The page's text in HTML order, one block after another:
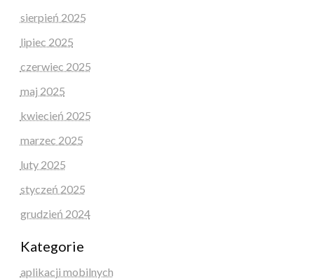
sierpień 2025
lipiec 2025
czerwiec 2025
maj 2025
kwiecień 2025
marzec 2025
luty 2025
styczeń 2025
grudzień 2024
Kategorie
aplikacji mobilnych